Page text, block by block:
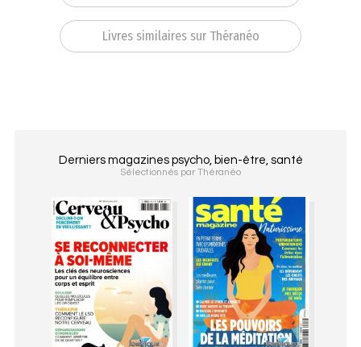
Livres similaires sur Théranéo
Derniers magazines psycho, bien-être, santé
Sélectionnés par Théranéo